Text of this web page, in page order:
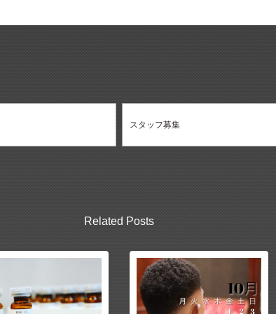
スタッフ募集
Related Posts